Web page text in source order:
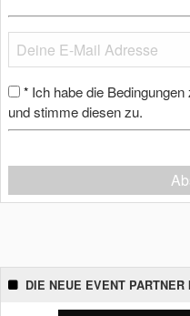
* Ich habe die
und stimme diesen zu.
DIE NEUE EVENT PARTNER